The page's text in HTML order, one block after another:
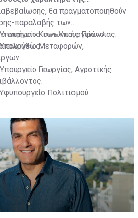
θα πραγματοποιηθούν
παραλαβής των
οικήματα των Υπουργείων/
Κοινωνικής Πρόνοιας.
Μεταφορών,
Γεωργίας, Αγροτικής
Πολιτισμού.